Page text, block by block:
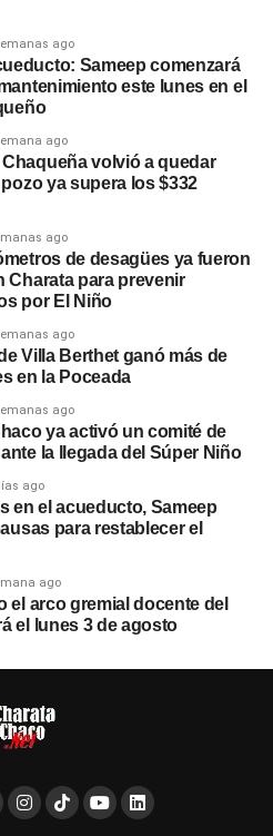
ago
Sameep comenzará
este lunes en el
ago
Chaqueña volvió a quedar
ya supera los $332
ago
de desagües ya fueron
Charata para prevenir
por El Niño
ago
Villa Berthet ganó más de
en la Poceada
ago
ya activó un comité de
la llegada del Súper Niño
ago
en el acueducto, Sameep
para restablecer el
ago
el arco gremial docente del
el lunes 3 de agosto